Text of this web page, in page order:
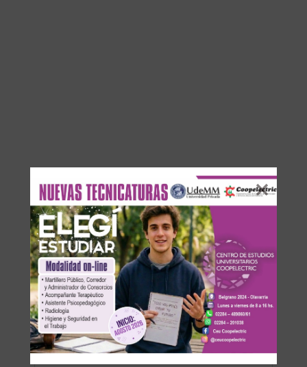
DEJA UNA RESPUESTA
Su dirección de correo electrónico no será publicada.